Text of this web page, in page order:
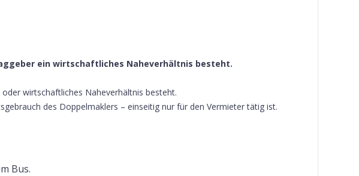
ein wirtschaftliches Naheverhältnis besteht.
wirtschaftliches Naheverhältnis besteht.
des Doppelmaklers – einseitig nur für den Vermieter tätig ist.
Bus.